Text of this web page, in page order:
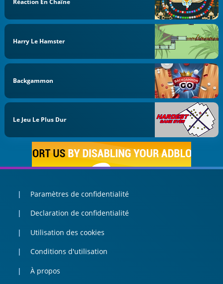
Réaction En Chaîne
Harry Le Hamster
Backgammon
Le Jeu Le Plus Dur
Paramètres de confidentialité
Declaration de confidentialité
Utilisation des cookies
Conditions d'utilisation
À propos